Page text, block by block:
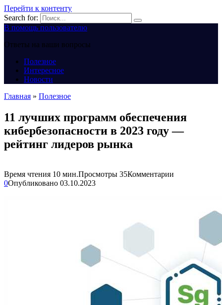
Перейти к контенту
Search for:
В помощь пользователю
Ответы на ваши вопросы
Полезное
Интересное
Новости
Главная » Полезное
11 лучших программ обеспечения
кибербезопасности в 2023 году —
рейтинг лидеров рынка
Время чтения 10 мин.Просмотры 35Комментарии
0Опубликовано 03.10.2023